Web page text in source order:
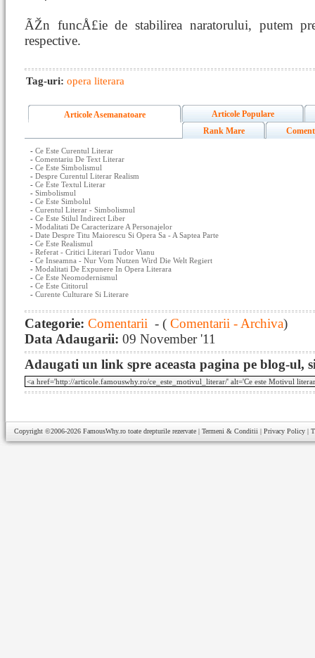
ÃŽn funcÅ£ie de stabilirea naratorului, putem
respective.
Tag-uri: opera literara
Articole Asemanatoare
Articole Populare
Rank Mare
- Ce Este Curentul Literar
- Comentariu De Text Literar
- Ce Este Simbolismul
- Despre Curentul Literar Realism
- Ce Este Textul Literar
- Simbolismul
- Ce Este Simbolul
- Curentul Literar - Simbolismul
- Ce Este Stilul Indirect Liber
- Modalitati De Caracterizare A Personajelor
- Date Despre Titu Maiorescu Si Opera Sa - A Saptea Parte
- Ce Este Realismul
- Referat - Critici Literari Tudor Vianu
- Ce Inseamna - Nur Vom Nutzen Wird Die Welt Regiert
- Modalitati De Expunere In Opera Literara
- Ce Este Neomodernismul
- Ce Este Cititorul
- Curente Culturare Si Literare
Categorie: Comentarii - ( Comentarii - Archiva)
Data Adaugarii: 09 November '11
Adaugati un link spre aceasta pagina pe blog-ul,
Copyright ©2006-2026 FamousWhy.ro toate drepturile rezervate | Termeni & Conditii | Privacy Policy |